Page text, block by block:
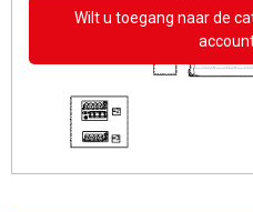
Wilt u toegang naar de